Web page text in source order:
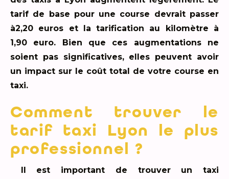
tarif de base pour une course devrait passer
à2,20 euros et la tarification au kilomètre à
1,90 euro. Bien que ces augmentations ne
soient pas significatives, elles peuvent avoir
un impact sur le coût total de votre course en
taxi.
Comment trouver le
tarif taxi Lyon le plus
professionnel ?
Il est important de trouver un taxi